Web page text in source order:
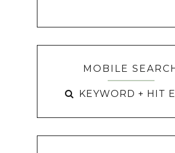
MOBILE